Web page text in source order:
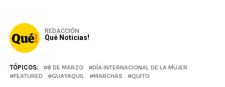
REDACCIÓN
Qué Noticias!
TÓPICOS: 8 DE MARZO
DÍA INTERNACIONAL DE LA MUJER
FEATURED
GUAYAQUIL MARCHAS QUITO